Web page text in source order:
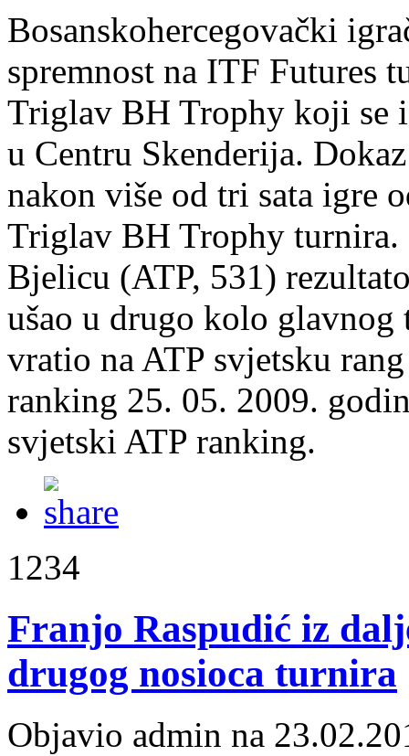
Bosanskohercegovački
spremnost na ITF Futures
Triglav BH Trophy koji se
u Centru Skenderija.
nakon više od tri sata igre
Triglav BH Trophy
Bjelicu (ATP, 531)
ušao u drugo kolo glavnog
vratio na ATP svjetsku
ranking 25. 05. 2009.
svjetski ATP ranking.
1234
Franjo Raspudić iz
drugog nosioca turnira
Objavio admin na